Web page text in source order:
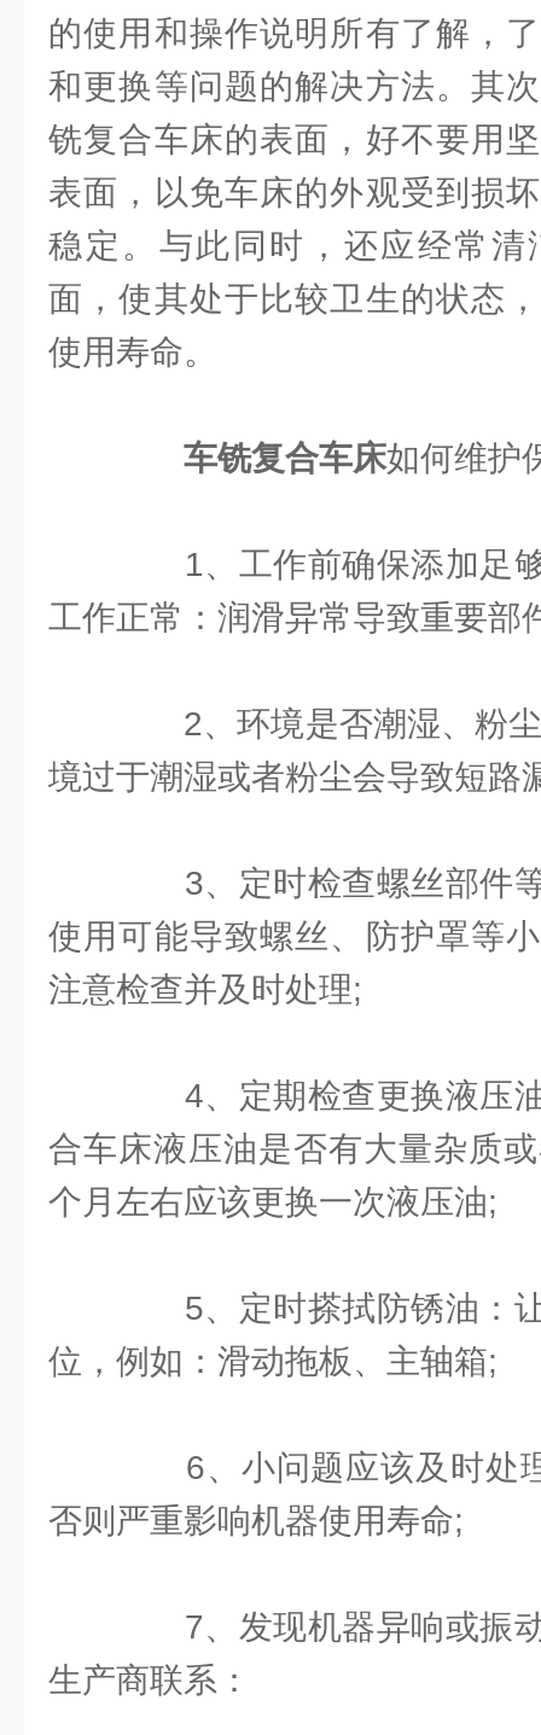
的使用和操作说明所有了解，
和更换等问题的解决方法。其
铣复合车床的表面，好不要用
表面，以免车床的外观受到损
稳定。与此同时，还应经常清
面，使其处于比较卫生的状态
使用寿命。
车铣复合车床如何维护
1、工作前确保添加足够
工作正常：润滑异常导致重要部
2、环境是否潮湿、粉尘
境过于潮湿或者粉尘会导致短路
3、定时检查螺丝部件等
使用可能导致螺丝、防护罩等
注意检查并及时处理;
4、定期检查更换液压油
合车床液压油是否有大量杂质
个月左右应该更换一次液压油;
5、定时搽拭防锈油：让
位，例如：滑动拖板、主轴箱;
6、小问题应该及时处理
否则严重影响机器使用寿命;
7、发现机器异响或振动
生产商联系：